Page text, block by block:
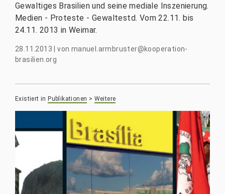
Gewaltiges Brasilien und seine mediale Inszenierung.
Medien - Proteste - Gewaltestd. Vom 22.11. bis
24.11. 2013 in Weimar.
28.11.2013 |von manuel.armbruster@kooperation-
brasilien.org
Existiert in Publikationen > Weitere